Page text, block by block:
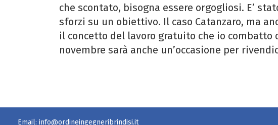
che scontato, bisogna essere orgogliosi. E’
sforzi su un obiettivo. Il caso Catanzaro, ma
il concetto del lavoro gratuito che io
novembre sarà anche un’occasione per
Email: info@ordineingegneribrindisi.it